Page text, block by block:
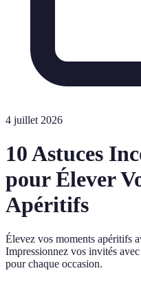
4 juillet 2026
10 Astuces
pour Élever
Apéritifs
Élevez vos moments apéritifs
Impressionnez vos invités
pour chaque occasion.